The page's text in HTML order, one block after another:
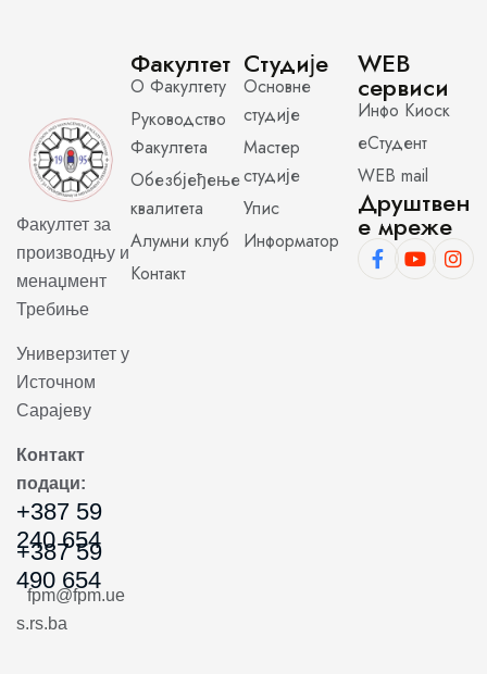
Факултет за
производњу и
менаџмент
Требиње
Универзитет у
Источном
Сарајеву
Контакт
подаци:
+387 59
240 654
+387 59
490 654
fpm@fpm.ue
s.rs.ba
Факултет
О Факултету
Руководство
Факултета
Обезбјеђење
квалитета
Алумни клуб
Контакт
Студије
Основне
студије
Мастер
студије
Упис
Информатор
WEB
сервиси
Инфо Киоск
еСтудент
WEB mail
Друштвен
е мреже